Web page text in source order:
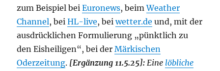
zum Beispiel beiEuronews, beimWeather
Channel, beiHL-live, beiwetter.de und, mit der
ausdrücklichen Formulierung „pünktlich zu
den Eisheiligen“, bei derMärkischen
Oderzeitung. [Ergänzung 11.5.25]: Eine löbliche